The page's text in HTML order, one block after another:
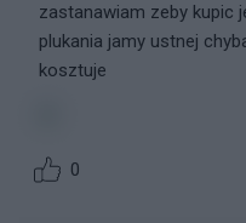
zastanawiam zeby kupic
plukania jamy ustnej
kosztuje
0